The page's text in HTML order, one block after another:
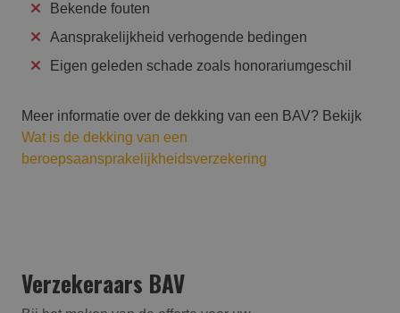
Bekende fouten
Aansprakelijkheid verhogende bedingen
Eigen geleden schade zoals honorariumgeschil
Meer informatie over de dekking van een BAV? Bekijk
Wat is de dekking van een
beroepsaansprakelijkheidsverzekering
Verzekeraars BAV